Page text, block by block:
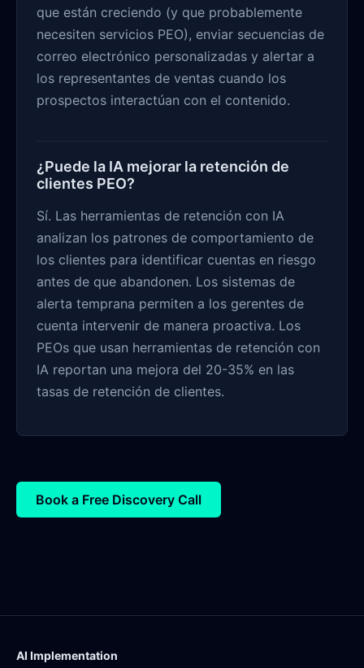
que están creciendo (y que probablemente
necesiten servicios PEO), enviar secuencias de
correo electrónico personalizadas y alertar a
los representantes de ventas cuando los
prospectos interactúan con el contenido.
¿Puede la IA mejorar la retención de
clientes PEO?
Sí. Las herramientas de retención con IA
analizan los patrones de comportamiento de
los clientes para identificar cuentas en riesgo
antes de que abandonen. Los sistemas de
alerta temprana permiten a los gerentes de
cuenta intervenir de manera proactiva. Los
PEOs que usan herramientas de retención con
IA reportan una mejora del 20-35% en las
tasas de retención de clientes.
Book a Free Discovery Call
AI Implementation